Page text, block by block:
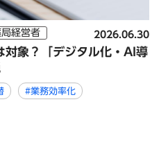
経営者 2026.06.30
対象？「デジタル化・AI導
#業務効率化